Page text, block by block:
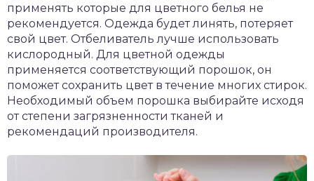
применять которые для цветного белья не
рекомендуется. Одежда будет линять, потеряет
свой цвет. Отбеливатель лучше использовать
кислородный. Для цветной одежды
применяется соответствующий порошок, он
поможет сохранить цвет в течение многих стирок.
Необходимый объем порошка выбирайте исходя
от степени загрязненности тканей и
рекомендаций производителя.